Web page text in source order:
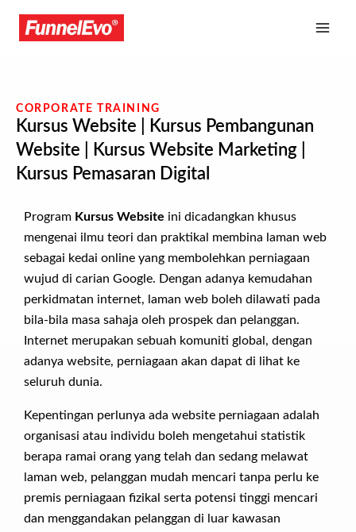
CORPORATE TRAINING
Kursus Website | Kursus Pembangunan
Website | Kursus Website Marketing |
Kursus Pemasaran Digital
Program Kursus Website ini dicadangkan khusus
mengenai ilmu teori dan praktikal membina laman web
sebagai kedai online yang membolehkan perniagaan
wujud di carian Google. Dengan adanya kemudahan
perkidmatan internet, laman web boleh dilawati pada
bila-bila masa sahaja oleh prospek dan pelanggan.
Internet merupakan sebuah komuniti global, dengan
adanya website, perniagaan akan dapat di lihat ke
seluruh dunia.
Kepentingan perlunya ada website perniagaan adalah
organisasi atau individu boleh mengetahui statistik
berapa ramai orang yang telah dan sedang melawat
laman web, pelanggan mudah mencari tanpa perlu ke
premis perniagaan fizikal serta potensi tinggi mencari
dan menggandakan pelanggan di luar kawasan